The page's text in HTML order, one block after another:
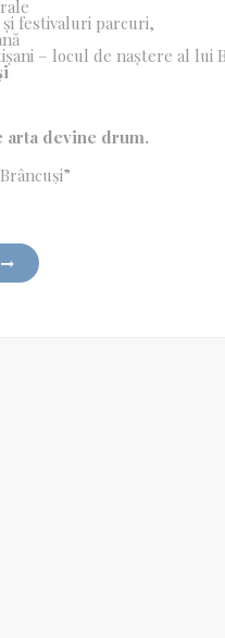
festivaluri parcuri,
– locul de naștere al lui
arta devine drum.